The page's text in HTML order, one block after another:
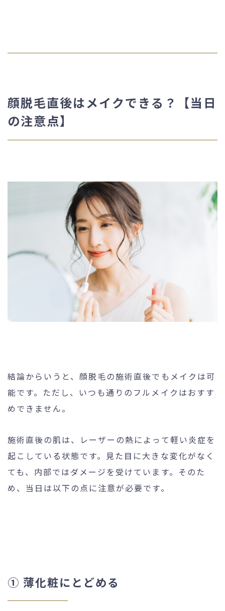
顔脱毛直後はメイクできる？【当日
の注意点】
結論からいうと、顔脱毛の施術直後でもメイクは可
能です。ただし、いつも通りのフルメイクはおすす
めできません。
施術直後の肌は、レーザーの熱によって軽い炎症を
起こしている状態です。見た目に大きな変化がなく
ても、内部ではダメージを受けています。そのた
め、当日は以下の点に注意が必要です。
① 薄化粧にとどめる